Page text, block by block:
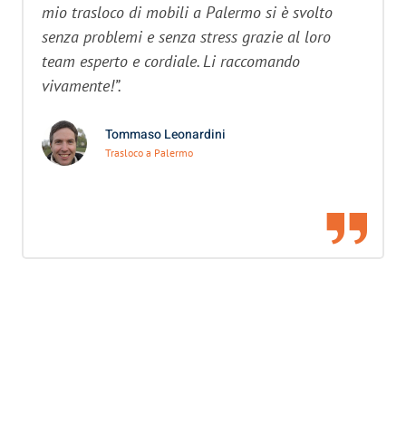
mio trasloco di mobili a Palermo si è svolto
senza problemi e senza stress grazie al loro
team esperto e cordiale. Li raccomando
vivamente!”.
Tommaso Leonardini
Trasloco a Palermo